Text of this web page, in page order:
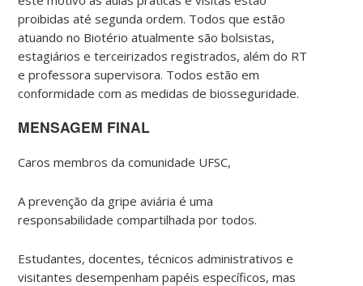
proibidas até segunda ordem. Todos que estão
atuando no Biotério atualmente são bolsistas,
estagiários e terceirizados registrados, além do RT
e professora supervisora. Todos estão em
conformidade com as medidas de biosseguridade.
MENSAGEM FINAL
Caros membros da comunidade UFSC,
A prevenção da gripe aviária é uma
responsabilidade compartilhada por todos.
Estudantes, docentes, técnicos administrativos e
visitantes desempenham papéis específicos, mas